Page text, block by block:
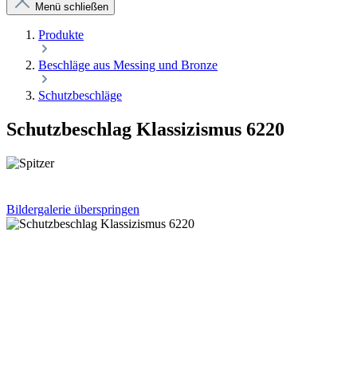
Menü schließen
Produkte
Beschläge aus Messing und Bronze
Schutzbeschläge
Schutzbeschlag Klassizismus 6220
Bildergalerie überspringen